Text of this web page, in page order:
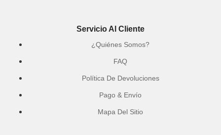
Servicio Al Cliente
¿Quiénes Somos?
FAQ
Política De Devoluciones
Pago & Envío
Mapa Del Sitio